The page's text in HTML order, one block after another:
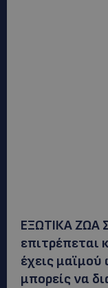
ΕΞΩΤΙΚΑ ΖΩΑ
επιτρέπεται
έχεις
μπορείς να